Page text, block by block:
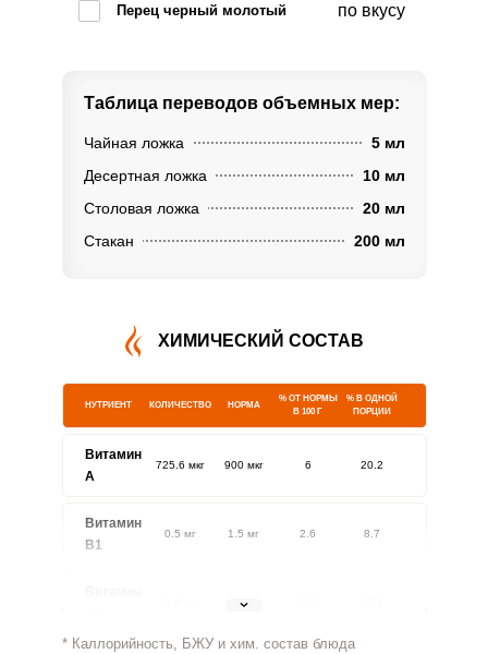
Перец черный молотый по вкусу
Таблица переводов объемных мер:
Чайная ложка
5 мл
Десертная ложка
10 мл
Столовая ложка
20 мл
Стакан
200 мл
ХИМИЧЕСКИЙ СОСТАВ
НУТРИЕНТ КОЛИЧЕСТВО НОРМА
% ОТ НОРМЫ
В 100 Г
% В ОДНОЙ
ПОРЦИИ
Витамин
A
725.6 мкг 900 мкг 6 20.2
Витамин
В1
0.5 мг 1.5 мг 2.6 8.7
1.8 мг
* Каллорийность, БЖУ и хим. состав блюда